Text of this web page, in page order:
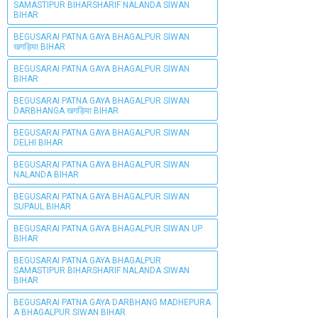
SAMASTIPUR BIHARSHARIF NALANDA SIWAN
BIHAR
BEGUSARAI PATNA GAYA BHAGALPUR SIWAN
खगड़िया BIHAR
BEGUSARAI PATNA GAYA BHAGALPUR SIWAN
BIHAR
BEGUSARAI PATNA GAYA BHAGALPUR SIWAN
DARBHANGA खगड़िया BIHAR
BEGUSARAI PATNA GAYA BHAGALPUR SIWAN
DELHI BIHAR
BEGUSARAI PATNA GAYA BHAGALPUR SIWAN
NALANDA BIHAR
BEGUSARAI PATNA GAYA BHAGALPUR SIWAN
SUPAUL BIHAR
BEGUSARAI PATNA GAYA BHAGALPUR SIWAN UP
BIHAR
BEGUSARAI PATNA GAYA BHAGALPUR
SAMASTIPUR BIHARSHARIF NALANDA SIWAN
BIHAR
BEGUSARAI PATNA GAYA DARBHANG MADHEPURA
A BHAGALPUR SIWAN BIHAR